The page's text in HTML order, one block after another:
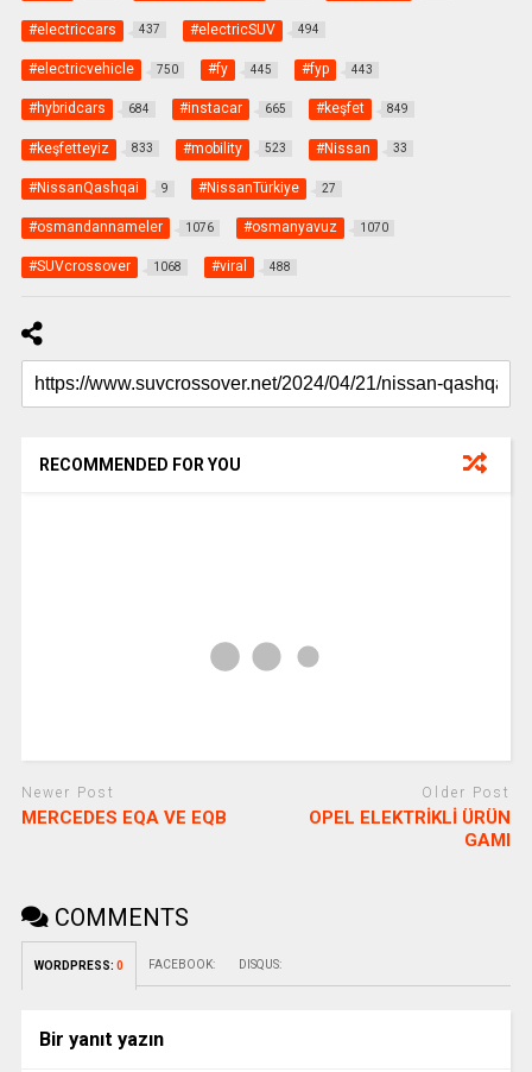
#electriccars 437 #electricSUV 494
#electricvehicle 750 #fy 445 #fyp 443
#hybridcars 684 #instacar 665 #keşfet 849
#keşfetteyiz 833 #mobility 523 #Nissan 33
#NissanQashqai 9 #NissanTürkiye 27
#osmandannameler 1076 #osmanyavuz 1070
#SUVcrossover 1068 #viral 488
RECOMMENDED FOR YOU
Newer Post
MERCEDES EQA VE EQB
Older Post
OPEL ELEKTRİKLİ ÜRÜN
GAMI
COMMENTS
WORDPRESS: 0 FACEBOOK: DISQUS:
Bir yanıt yazın